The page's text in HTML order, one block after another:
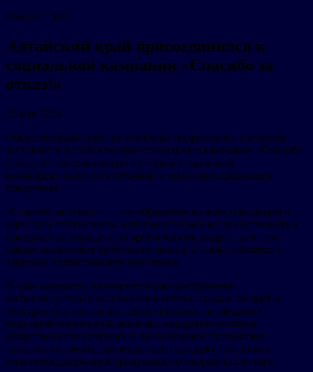
ОБЩЕСТВО
Алтайский край присоединился к
социальной кампании «Спасибо за
отказ!»
25 мая 2024
Общественный совет по проблеме подросткового курения
запускает в Алтайском крае социальную кампанию «Спасибо
за отказ!», направленную на борьбу с продажей
несовершеннолетним табачной и никотиносодержащей
продукции.
«Спасибо за отказ!» — это обращение ко всем продавцам и
взрослым покупателям, которые отказываются участвовать в
продаже или передаче сигарет и вейпов подросткам, тем
самым выполняют требование закона, а также заботятся о
здоровье подрастающего поколения.
В ходе кампании планируется распространение
информационных материалов в местах продаж сигарет и
электронных систем доставки никотина, размещение
наружной социальной рекламы, внедрение системы
общественного контроля за выполнением продавцами
требований закона, запрещающего продажу табачной и
никотиносодержащей продукции несовершеннолетним.